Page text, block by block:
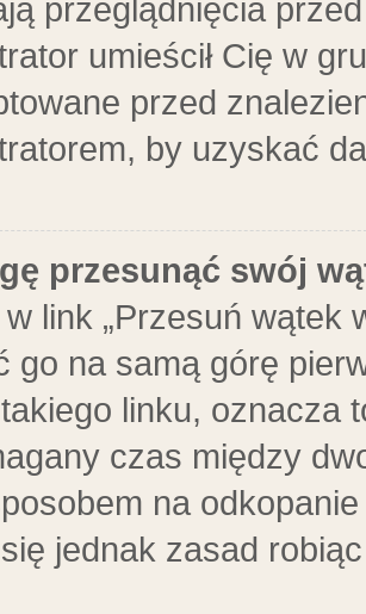
przeglądnięcia
umieścił Cię w
przed
by uzyskać
przesunąć swój
link „Przesuń wątek
go na samą górę
linku, oznacza
czas między
na
jednak zasad